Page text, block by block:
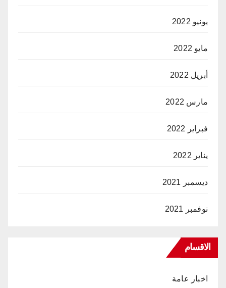
يونيو 2022
مايو 2022
أبريل 2022
مارس 2022
فبراير 2022
يناير 2022
ديسمبر 2021
نوفمبر 2021
الاقسام
اخبار عامة